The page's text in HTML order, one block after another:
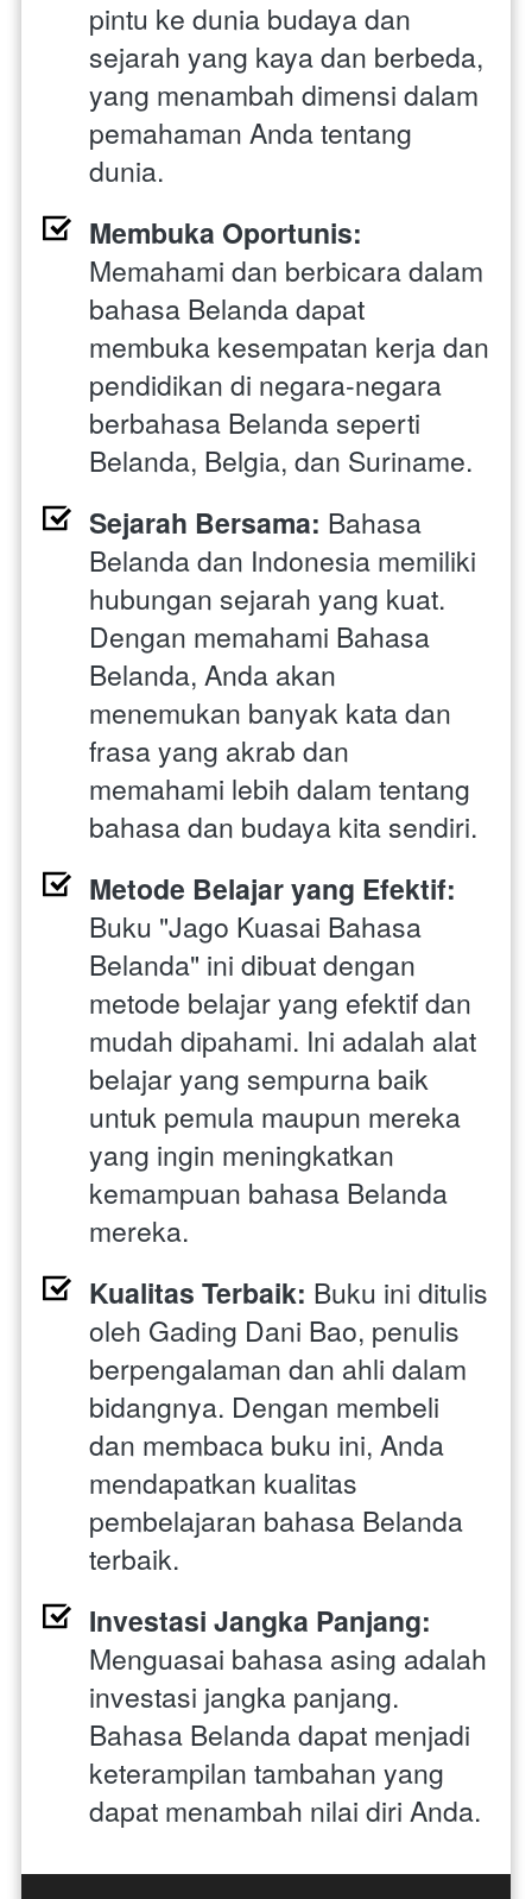
pintu ke dunia budaya dan
sejarah yang kaya dan berbeda,
yang menambah dimensi dalam
pemahaman Anda tentang
dunia.
Membuka Oportunis:
Memahami dan berbicara dalam
bahasa Belanda dapat
membuka kesempatan kerja dan
pendidikan di negara-negara
berbahasa Belanda seperti
Belanda, Belgia, dan Suriname.
Sejarah Bersama: Bahasa
Belanda dan Indonesia memiliki
hubungan sejarah yang kuat.
Dengan memahami Bahasa
Belanda, Anda akan
menemukan banyak kata dan
frasa yang akrab dan
memahami lebih dalam tentang
bahasa dan budaya kita sendiri.
Metode Belajar yang Efektif:
Buku "Jago Kuasai Bahasa
Belanda" ini dibuat dengan
metode belajar yang efektif dan
mudah dipahami. Ini adalah alat
belajar yang sempurna baik
untuk pemula maupun mereka
yang ingin meningkatkan
kemampuan bahasa Belanda
mereka.
Kualitas Terbaik: Buku ini ditulis
oleh Gading Dani Bao, penulis
berpengalaman dan ahli dalam
bidangnya. Dengan membeli
dan membaca buku ini, Anda
mendapatkan kualitas
pembelajaran bahasa Belanda
terbaik.
Investasi Jangka Panjang:
Menguasai bahasa asing adalah
investasi jangka panjang.
Bahasa Belanda dapat menjadi
keterampilan tambahan yang
dapat menambah nilai diri Anda.